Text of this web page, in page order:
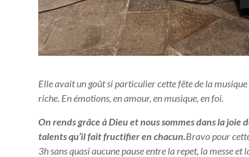
Elle avait un goût si particulier cette fête de la
riche. En émotions, en amour, en musique, en foi.
On rends grâce à Dieu et nous sommes dans la joie
talents qu’il fait fructifier en chacun.Bravo pour
3h sans quasi aucune pause entre la repet, la messe